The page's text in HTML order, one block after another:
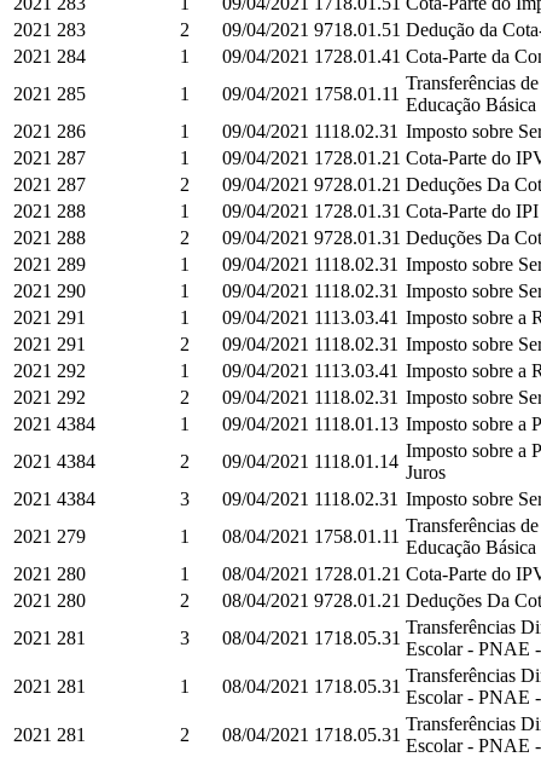
2021 283 2 09/04/2021 9718.01.51 Dedução da
2021 284 1 09/04/2021 1728.01.41 Cota-Parte da
2021 285 1 09/04/2021 1758.01.11
Transferências
Educação
2021 286 1 09/04/2021 1118.02.31 Imposto sobre
2021 287 1 09/04/2021 1728.01.21 Cota-Parte do
2021 287 2 09/04/2021 9728.01.21 Deduções Da
2021 288 1 09/04/2021 1728.01.31 Cota-Parte do
2021 288 2 09/04/2021 9728.01.31 Deduções Da
2021 289 1 09/04/2021 1118.02.31 Imposto sobre
2021 290 1 09/04/2021 1118.02.31 Imposto sobre
2021 291 1 09/04/2021 1113.03.41 Imposto sobre a
2021 291 2 09/04/2021 1118.02.31 Imposto sobre
2021 292 1 09/04/2021 1113.03.41 Imposto sobre a
2021 292 2 09/04/2021 1118.02.31 Imposto sobre
2021 4384 1 09/04/2021 1118.01.13 Imposto sobre a
2021 4384 2 09/04/2021 1118.01.14
Imposto sobre a
Juros
2021 4384 3 09/04/2021 1118.02.31 Imposto sobre
2021 279 1 08/04/2021 1758.01.11
Transferências
Educação
2021 280 1 08/04/2021 1728.01.21 Cota-Parte do
2021 280 2 08/04/2021 9728.01.21 Deduções Da
2021 281 3 08/04/2021 1718.05.31
Transferências
Escolar - PNAE
2021 281 1 08/04/2021 1718.05.31
Transferências
Escolar - PNAE
2021 281 2 08/04/2021 1718.05.31
Transferências
Escolar - PNAE